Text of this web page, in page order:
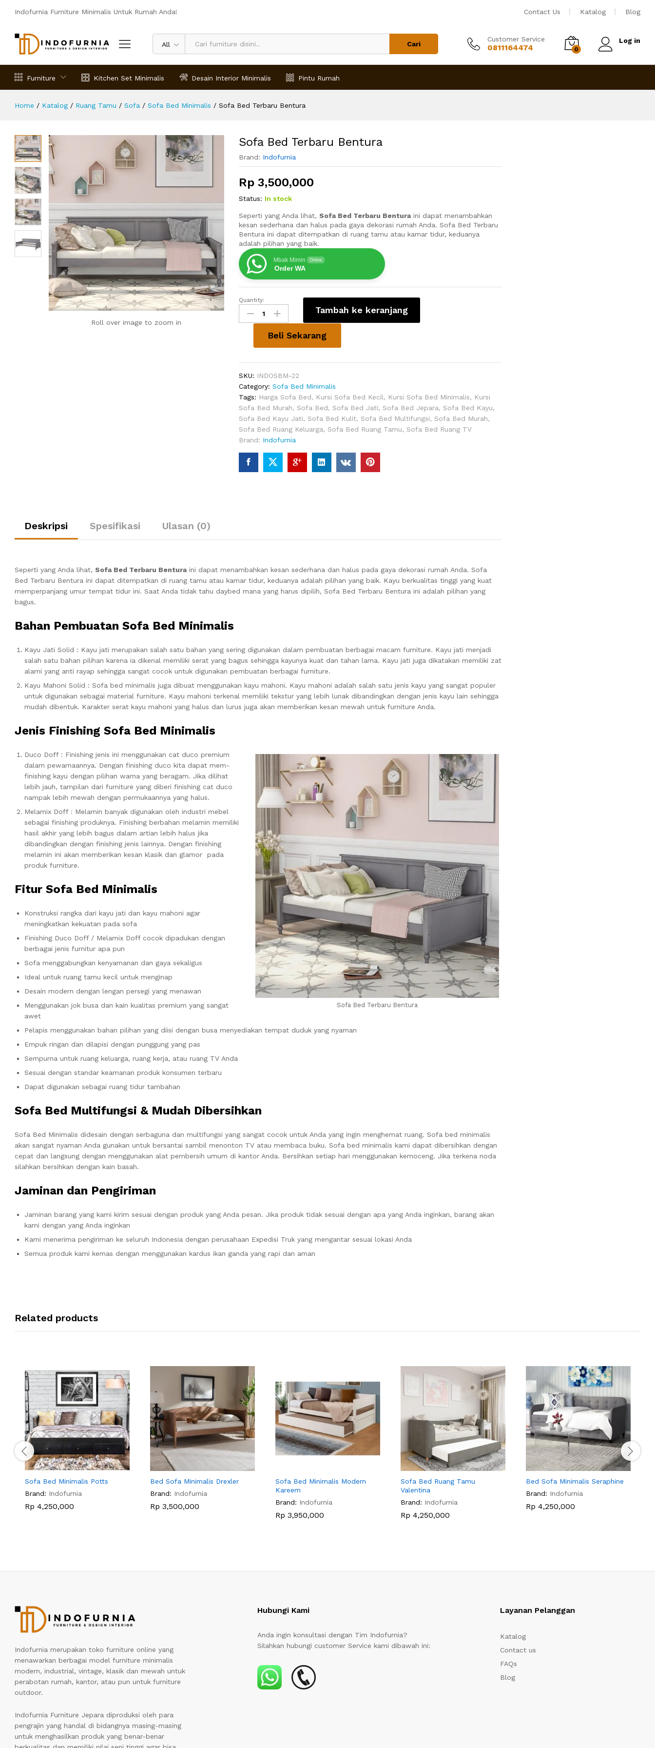
Indofurnia Furniture Minimalis Untuk Rumah Anda! Contact Us Katalog Blog
All Cari
Customer Service
0811164474 0
Log in
Furniture Kitchen Set Minimalis Desain Interior Minimalis Pintu Rumah
Home / Katalog / Ruang Tamu / Sofa / Sofa Bed Minimalis / Sofa Bed Terbaru Bentura
Roll over image to zoom in
Sofa Bed Terbaru Bentura
Brand: Indofurnia
Rp3,500,000
Status: In stock
Seperti yang Anda lihat, Sofa Bed Terbaru Benturaini dapat menambahkan
kesan sederhana dan halus pada gaya dekorasi rumah Anda. Sofa Bed Terbaru
Bentura ini dapat ditempatkan di ruang tamu atau kamar tidur, keduanya
adalah pilihan yang baik.
Mbak Mimin Online
Order WA
Sofa
Bed
Terbaru
Quantity:
Tambah ke keranjang
Beli Sekarang
SKU: INDOSBM-22
Category: Sofa Bed Minimalis
Tags: Harga Sofa Bed, Kursi Sofa Bed Kecil, Kursi Sofa Bed Minimalis, Kursi
Sofa Bed Murah, Sofa Bed, Sofa Bed Jati, Sofa Bed Jepara, Sofa Bed Kayu,
Sofa Bed Kayu Jati, Sofa Bed Kulit, Sofa Bed Multifungsi, Sofa Bed Murah,
Sofa Bed Ruang Keluarga, Sofa Bed Ruang Tamu, Sofa Bed Ruang TV
Brand: Indofurnia
Deskripsi Spesifikasi Ulasan (0)
Seperti yang Anda lihat, Sofa Bed Terbaru Benturaini dapat menambahkan kesan sederhana dan halus pada gaya dekorasi rumah Anda. Sofa
Bed Terbaru Bentura ini dapat ditempatkan di ruang tamu atau kamar tidur, keduanya adalah pilihan yang baik. Kayu berkualitas tinggi yang kuat
memperpanjang umur tempat tidur ini. Saat Anda tidak tahu daybed mana yang harus dipilih, Sofa Bed Terbaru Bentura ini adalah pilihan yang
bagus.
Bahan Pembuatan Sofa Bed Minimalis
Kayu Jati Solid : Kayu jati merupakan salah satu bahan yang sering digunakan dalam pembuatan berbagai macam furniture. Kayu jati menjadi
salah satu bahan pilihan karena ia dikenal memiliki serat yang bagus sehingga kayunya kuat dan tahan lama. Kayu jati juga dikatakan memiliki zat
alami yang anti rayap sehingga sangat cocok untuk digunakan pembuatan berbagai furniture.
Kayu Mahoni Solid : Sofa bed minimalis juga dibuat menggunakan kayu mahoni. Kayu mahoni adalah salah satu jenis kayu yang sangat populer
untuk digunakan sebagai material furniture. Kayu mahoni terkenal memiliki tekstur yang lebih lunak dibandingkan dengan jenis kayu lain sehingga
mudah dibentuk. Karakter serat kayu mahoni yang halus dan lurus juga akan memberikan kesan mewah untuk furniture Anda.
Jenis Finishing Sofa Bed Minimalis
Sofa Bed Terbaru Bentura
Duco Doff : Finishing jenis ini menggunakan cat duco premium
dalam pewarnaannya. Dengan finishing duco kita dapat mem-
finishing kayu dengan pilihan warna yang beragam. Jika dilihat
lebih jauh, tampilan dari furniture yang diberi finishing cat duco
nampak lebih mewah dengan permukaannya yang halus.
Melamix Doff : Melamin banyak digunakan oleh industri mebel
sebagai finishing produknya. Finishing berbahan melamin memiliki
hasil akhir yang lebih bagus dalam artian lebih halus jika
dibandingkan dengan finishing jenis lainnya. Dengan finishing
melamin ini akan memberikan kesan klasik dan glamor pada
produk furniture.
Fitur Sofa Bed Minimalis
Konstruksi rangka dari kayu jati dan kayu mahoni agar
meningkatkan kekuatan pada sofa
Finishing Duco Doff / Melamix Doff cocok dipadukan dengan
berbagai jenis furnitur apa pun
Sofa menggabungkan kenyamanan dan gaya sekaligus
Ideal untuk ruang tamu kecil untuk menginap
Desain modern dengan lengan persegi yang menawan
Menggunakan jok busa dan kain kualitas premium yang sangat
awet
Pelapis menggunakan bahan pilihan yang diisi dengan busa menyediakan tempat duduk yang nyaman
Empuk ringan dan dilapisi dengan punggung yang pas
Sempurna untuk ruang keluarga, ruang kerja, atau ruang TV Anda
Sesuai dengan standar keamanan produk konsumen terbaru
Dapat digunakan sebagai ruang tidur tambahan
Sofa Bed Multifungsi & Mudah Dibersihkan
Sofa Bed Minimalis didesain dengan serbaguna dan multifungsi yang sangat cocok untuk Anda yang ingin menghemat ruang. Sofa bed minimalis
akan sangat nyaman Anda gunakan untuk bersantai sambil menonton TV atau membaca buku. Sofa bed minimalis kami dapat dibersihkan dengan
cepat dan langsung dengan menggunakan alat pembersih umum di kantor Anda. Bersihkan setiap hari menggunakan kemoceng. Jika terkena noda
silahkan bersihkan dengan kain basah.
Jaminan dan Pengiriman
Jaminan barang yang kami kirim sesuai dengan produk yang Anda pesan. Jika produk tidak sesuai dengan apa yang Anda inginkan, barang akan
kami dengan yang Anda inginkan
Kami menerima pengiriman ke seluruh Indonesia dengan perusahaan Expedisi Truk yang mengantar sesuai lokasi Anda
Semua produk kami kemas dengan menggunakan kardus ikan ganda yang rapi dan aman
Related products
Sofa Bed Minimalis Potts
Brand: Indofurnia
Rp 4,250,000
Bed Sofa Minimalis Drexler
Brand: Indofurnia
Rp 3,500,000
Sofa Bed Minimalis Modern
Kareem
Brand: Indofurnia
Rp 3,950,000
Sofa Bed Ruang Tamu
Valentina
Brand: Indofurnia
Rp 4,250,000
Bed Sofa Minimalis Seraphine
Brand: Indofurnia
Rp 4,250,000
Indofurnia merupakan toko furniture online yang
menawarkan berbagai model furniture minimalis
modern, industrial, vintage, klasik dan mewah untuk
perabotan rumah, kantor, atau pun untuk furniture
outdoor.
Indofurnia Furniture Jepara diproduksi oleh para
pengrajin yang handal di bidangnya masing-masing
untuk menghasilkan produk yang benar-benar
Hubungi Kami
Anda ingin konsultasi dengan Tim Indofurnia?
Silahkan hubungi customer Service kami dibawah ini:
Layanan Pelanggan
Katalog
Contact us
FAQs
Blog
Deskripsi Spesifikasi Ulasan (0)
Tambah ke keranjang